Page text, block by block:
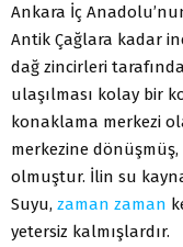
Ankara İç
Antik Çağlara kadar
dağ zincirleri
ulaşılması kolay bir
konaklama merkezi
merkezine
olmuştur. İlin su
Suyu, zaman zaman
yetersiz kalmışlardır.